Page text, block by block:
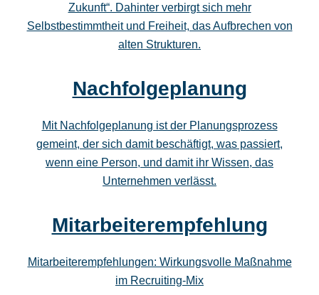
Zukunft“. Dahinter verbirgt sich mehr
Selbstbestimmtheit und Freiheit, das Aufbrechen von
alten Strukturen.
Nachfolgeplanung
Mit Nachfolgeplanung ist der Planungsprozess
gemeint, der sich damit beschäftigt, was passiert,
wenn eine Person, und damit ihr Wissen, das
Unternehmen verlässt.
Mitarbeiterempfehlung
Mitarbeiterempfehlungen: Wirkungsvolle Maßnahme
im Recruiting-Mix